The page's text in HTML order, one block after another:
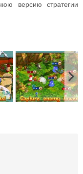
версию стратегии